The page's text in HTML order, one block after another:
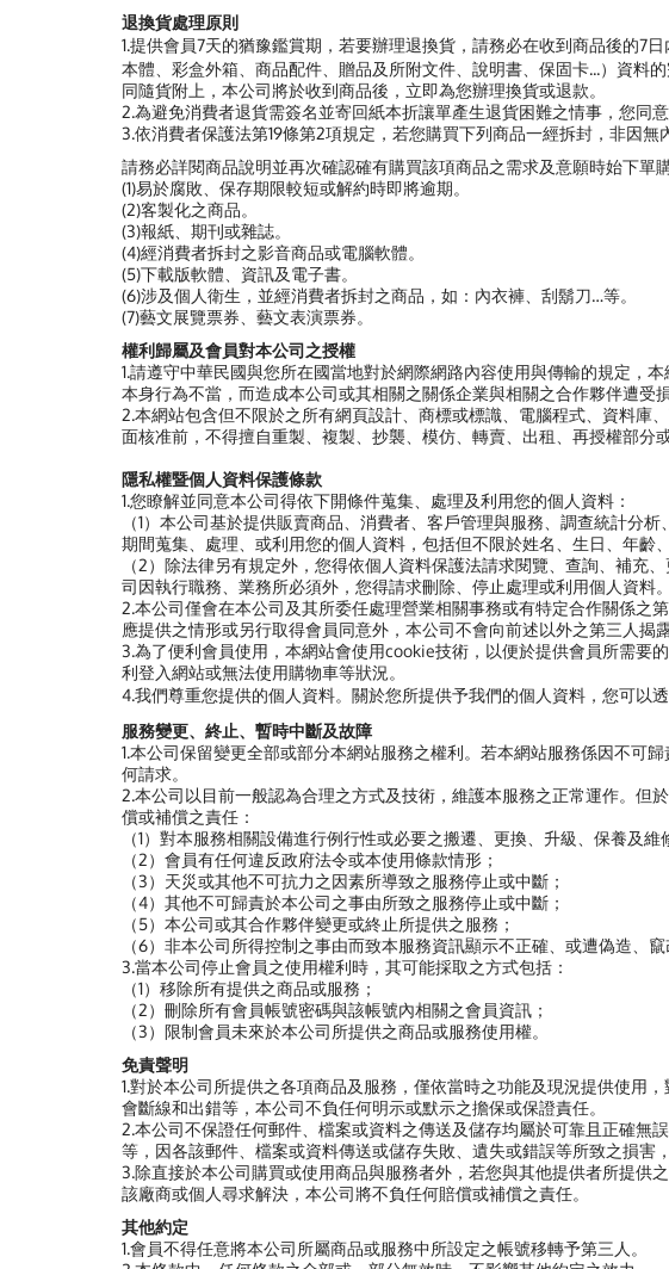
退換貨處理原則
1.提供會員7天的猶豫鑑賞期，若要辦理退換貨，請務必在收到商品後的7日
本體、彩盒外箱、商品配件、贈品及所附文件、說明書、保固卡...）資料
同隨貨附上，本公司將於收到商品後，立即為您辦理換貨或退款。
2.為避免消費者退貨需簽名並寄回紙本折讓單產生退貨困難之情事，您同
3.依消費者保護法第19條第2項規定，若您購買下列商品一經拆封，非因無
請務必詳閱商品說明並再次確認確有購買該項商品之需求及意願時始下單
(1)易於腐敗、保存期限較短或解約時即將逾期。
(2)客製化之商品。
(3)報紙、期刊或雜誌。
(4)經消費者拆封之影音商品或電腦軟體。
(5)下載版軟體、資訊及電子書。
(6)涉及個人衛生，並經消費者拆封之商品，如：內衣褲、刮鬍刀…等。
(7)藝文展覽票券、藝文表演票券。
權利歸屬及會員對本公司之授權
1.請遵守中華民國與您所在國當地對於網際網路內容使用與傳輸的規定，
本身行為不當，而造成本公司或其相關之關係企業與相關之合作夥伴遭受
2.本網站包含但不限於之所有網頁設計、商標或標識、電腦程式、資料庫
面核准前，不得擅自重製、複製、抄襲、模仿、轉賣、出租、再授權部分
隱私權暨個人資料保護條款
1.您瞭解並同意本公司得依下開條件蒐集、處理及利用您的個人資料：
（1）本公司基於提供販賣商品、消費者、客戶管理與服務、調查統計分
期間蒐集、處理、或利用您的個人資料，包括但不限於姓名、生日、年齡
（2）除法律另有規定外，您得依個人資料保護法請求閱覽、查詢、補
司因執行職務、業務所必須外，您得請求刪除、停止處理或利用個人資料
2.本公司僅會在本公司及其所委任處理營業相關事務或有特定合作關係之
應提供之情形或另行取得會員同意外，本公司不會向前述以外之第三人揭
3.為了便利會員使用，本網站會使用cookie技術，以便於提供會員所需
利登入網站或無法使用購物車等狀況。
4.我們尊重您提供的個人資料。關於您所提供予我們的個人資料， 您可以
服務變更、終止、暫時中斷及故障
1.本公司保留變更全部或部分本網站服務之權利。若本網站服務係因不可
何請求。
2.本公司以目前一般認為合理之方式及技術，維護本服務之正常運作。但
償或補償之責任：
（1）對本服務相關設備進行例行性或必要之搬遷、更換、升級、保養及維
（2）會員有任何違反政府法令或本使用條款情形；
（3）天災或其他不可抗力之因素所導致之服務停止或中斷；
（4）其他不可歸責於本公司之事由所致之服務停止或中斷；
（5）本公司或其合作夥伴變更或終止所提供之服務；
（6）非本公司所得控制之事由而致本服務資訊顯示不正確、或遭偽造、
3.當本公司停止會員之使用權利時，其可能採取之方式包括：
（1）移除所有提供之商品或服務；
（2）刪除所有會員帳號密碼與該帳號內相關之會員資訊；
（3）限制會員未來於本公司所提供之商品或服務使用權。
免責聲明
1.對於本公司所提供之各項商品及服務，僅依當時之功能及現況提供使用
會斷線和出錯等，本公司不負任何明示或默示之擔保或保證責任。
2.本公司不保證任何郵件、檔案或資料之傳送及儲存均屬於可靠且正確無
等，因各該郵件、檔案或資料傳送或儲存失敗、遺失或錯誤等所致之損害
3.除直接於本公司購買或使用商品與服務者外，若您與其他提供者所提供
該廠商或個人尋求解決，本公司將不負任何賠償或補償之責任。
其他約定
1.會員不得任意將本公司所屬商品或服務中所設定之帳號移轉予第三人。